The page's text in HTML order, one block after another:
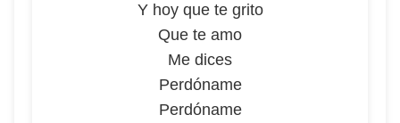
Y hoy que te grito
Que te amo
Me dices
Perdóname
Perdóname